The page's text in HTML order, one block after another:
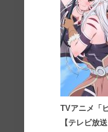
TVアニメ「
【テレビ放送